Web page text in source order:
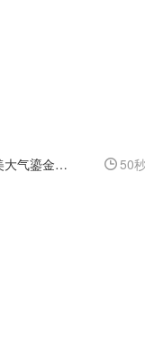
唯美大气鎏金中秋图文展示 50